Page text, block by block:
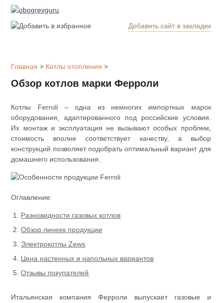
Добавить сайт в закладки
Котлы
отопления
Радиаторы
Утепление
дома
Печи и
Главная > Котлы отопления >
Обзор котлов марки Ферроли
Котлы Ferroli – одна из немногих импортных марок
оборудования, адаптированного под российские условия.
Их монтаж и эксплуатация не вызывают особых проблем,
стоимость вполне соответствует качеству, а выбор
конструкций позволяет подобрать оптимальный вариант для
домашнего использования.
Оглавление:
Разновидности газовых котлов
Обзор линеек продукции
Электрокотлы Zews
Цена настенных и напольных вариантов
Отзывы покупателей
Итальянская компания Ферроли выпускает газовые и